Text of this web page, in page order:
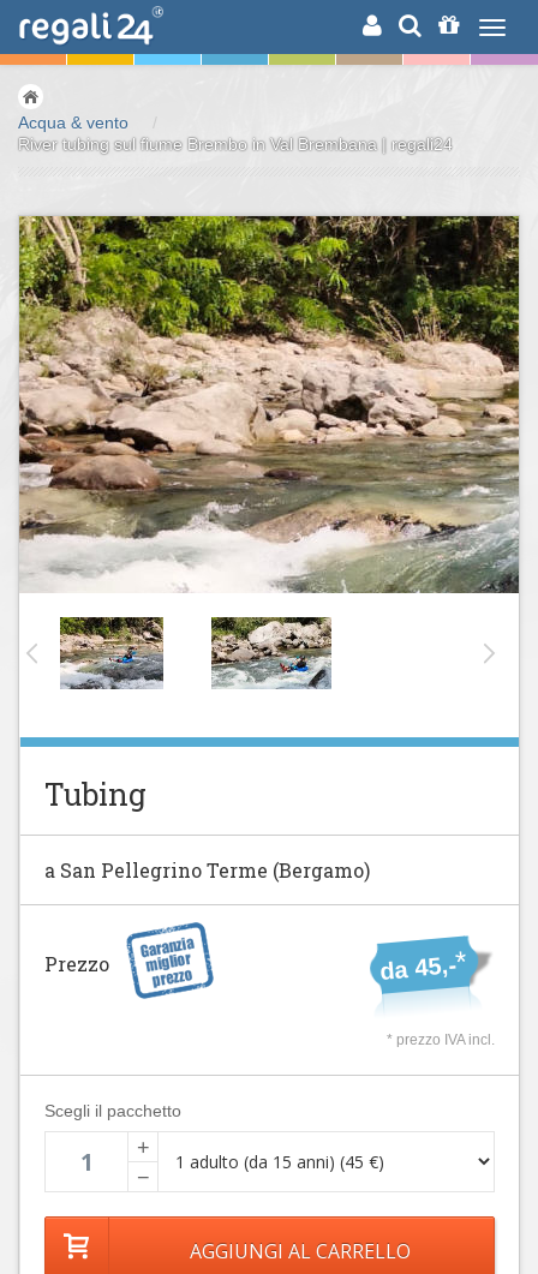
RICERCA
Acqua & vento
/
River tubing sul fiume Brembo in Val Brembana | regali24
Tubing
a San Pellegrino Terme (Bergamo)
da 45,-*
Prezzo
* prezzo IVA incl.
Scegli il pacchetto
+
−